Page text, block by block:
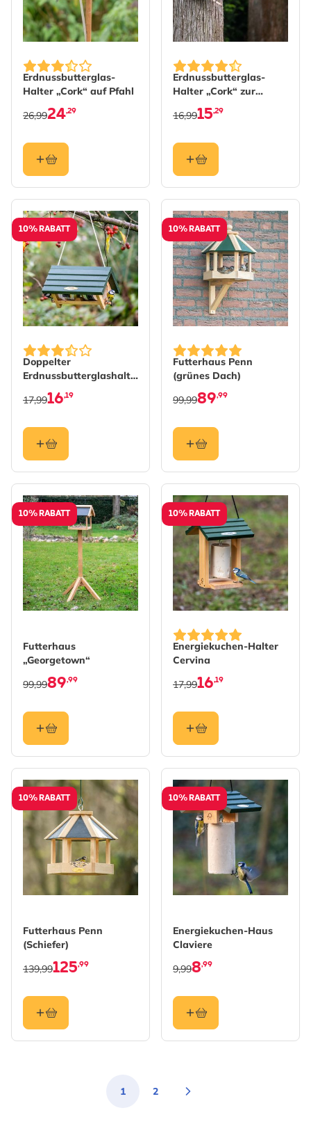
Erdnussbutterglas-
Halter „Cork“ auf Pfahl
24,29
26,99
Erdnussbutterglas-
Halter „Cork“ zur
Wandmontage
15,29
16,99
10% RABATT
Doppelter
Erdnussbutterglashalter
„Lifford"
16,19
17,99
10% RABATT
Futterhaus Penn
(grünes Dach)
89,99
99,99
10% RABATT
Futterhaus
„Georgetown“
89,99
99,99
10% RABATT
Energiekuchen-Halter
Cervina
16,19
17,99
10% RABATT
Futterhaus Penn
(Schiefer)
125,99
139,99
10% RABATT
Energiekuchen-Haus
Claviere
8,99
9,99
Sie lesen gerade die Seite
1 Seite
2